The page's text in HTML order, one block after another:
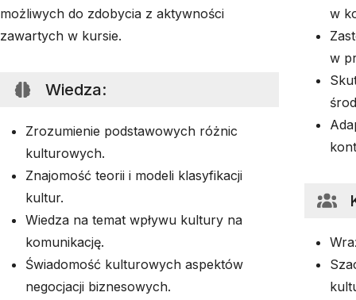
możliwych do zdobycia z aktywności
zawartych w kursie.
Wiedza:
Zrozumienie podstawowych różnic
kulturowych.
Znajomość teorii i modeli klasyfikacji
kultur.
Wiedza na temat wpływu kultury na
komunikację.
Świadomość kulturowych aspektów
negocjacji biznesowych.
w
w